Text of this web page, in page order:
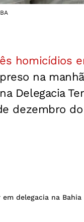
homicídios
na
Delegacia
dezembro
delegacia na Bahia